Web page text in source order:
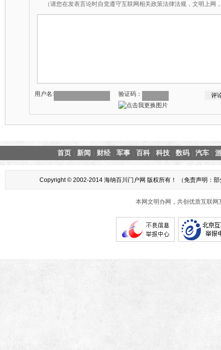
（请您在发表言论时自觉遵守互联网相关政策法律法规，文明上网
用户名: 验证码：
首页 新闻 财经 军事 百科 科技 数码 汽车
Copyright © 2002-2014 海纳百川门户网 版权所有！ （免责声明：
本网文明办网，共创优质互联